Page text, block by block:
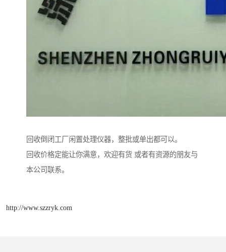
回收倒闭工厂闲置处理仪器，整批或单出都可以。
回收价格定能让你满意，欢迎有货 或者有资源的朋友与
本公司联系。
http://www.szzryk.com